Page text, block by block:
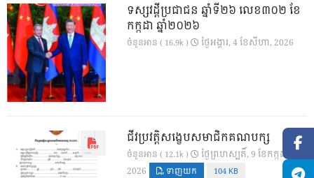
ទស្សវដ្តីប្រជាជន ឆ្នាំទី២៦ លេខ៣០២ ខែ
កក្កដា ឆ្នាំ២០២៦
ចំនួនអាន ( 16.9k ) ថ្ងៃ​អង្គារ, 4 ខែ​សីហា, 2026
ជីវប្រវត្តិសង្ខេបសមាជិកគណបក្ស
ចំនួនអាន ( 12.1k )
ថ្ងៃ​ព្រហស្បតិ៍, 9 ខែ​កក្កដា,
2026
ទាញយក 104 KB